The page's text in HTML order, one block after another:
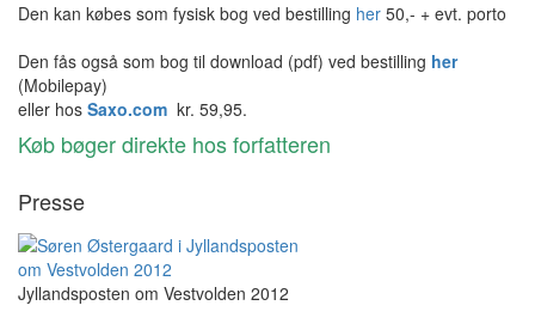
Den kan købes som fysisk bog ved bestilling her 50,- + evt. porto
Den fås også som bog til download (pdf) ved bestilling her
(Mobilepay)
eller hos Saxo.com kr. 59,95.
Køb bøger direkte hos forfatteren
Presse
Jyllandsposten om Vestvolden 2012